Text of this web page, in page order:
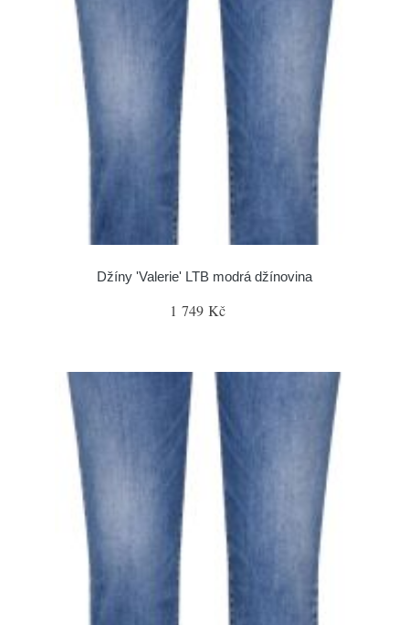
Džíny 'Valerie' LTB modrá džínovina
1 749 Kč